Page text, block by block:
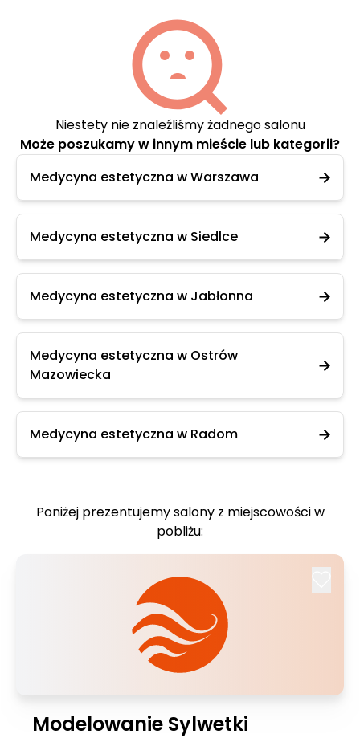
Niestety nie znaleźliśmy żadnego salonu
Może poszukamy w innym mieście lub kategorii?
Medycyna estetyczna w Warszawa
Medycyna estetyczna w Siedlce
Medycyna estetyczna w Jabłonna
Medycyna estetyczna w Ostrów
Mazowiecka
Medycyna estetyczna w Radom
Poniżej prezentujemy salony z miejscowości w
pobliżu:
Modelowanie Sylwetki